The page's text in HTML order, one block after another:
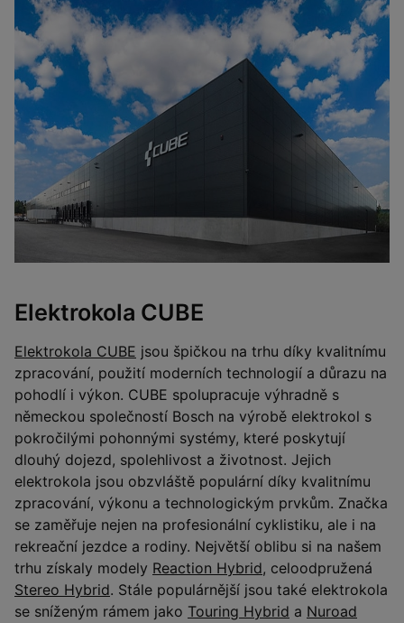
Elektrokola CUBE
Elektrokola CUBE jsou špičkou na trhu díky kvalitnímu
zpracování, použití moderních technologií a důrazu na
pohodlí i výkon. CUBE spolupracuje výhradně s
německou společností Bosch na výrobě elektrokol s
pokročilými pohonnými systémy, které poskytují
dlouhý dojezd, spolehlivost a životnost. Jejich
elektrokola jsou obzvláště populární díky kvalitnímu
zpracování, výkonu a technologickým prvkům. Značka
se zaměřuje nejen na profesionální cyklistiku, ale i na
rekreační jezdce a rodiny. Největší oblibu si na našem
trhu získaly modely Reaction Hybrid, celoodpružená
Stereo Hybrid. Stále populárnější jsou také elektrokola
se sníženým rámem jako Touring Hybrid a Nuroad